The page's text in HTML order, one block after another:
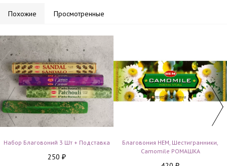
Похожие Просмотренные
Набор Благовоний 3 Шт + Подставка
250 ₽
Благовония HEM, Шестигранники,
Camomile РОМАШКА